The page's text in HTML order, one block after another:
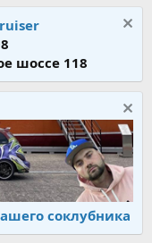
шоссе 118
соклубника